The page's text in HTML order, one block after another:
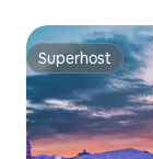
Superhost
Superhost